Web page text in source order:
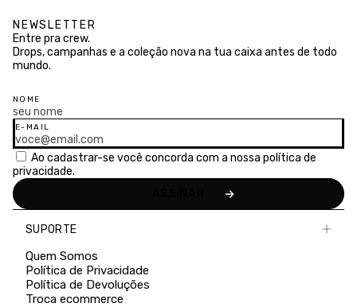
NEWSLETTER
Entre pra crew.
Drops, campanhas e a coleção nova na tua caixa antes de todo
mundo.
NOME
E-MAIL
Ao cadastrar-se você concorda com a nossa política de
privacidade.
SUPORTE
Quem Somos
Política de Privacidade
Política de Devoluções
Troca ecommerce